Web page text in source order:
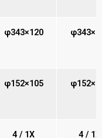
φ343×120
φ152×105
4 / 1X 4 / 1X